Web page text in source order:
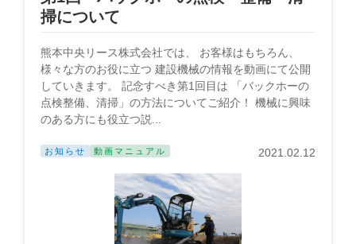
掃について
熊本中央リース株式会社では、 お客様はもちろん、
様々な方のお役に立つ 建設機械の情報を動画にて公開
していきます。 記念すべき第1回目は 「バックホーの
点検整備、清掃」の方法についてご紹介！ 機械に興味
のある方にも役立つ説...
お知らせ 動画マニュアル 2021.02.12